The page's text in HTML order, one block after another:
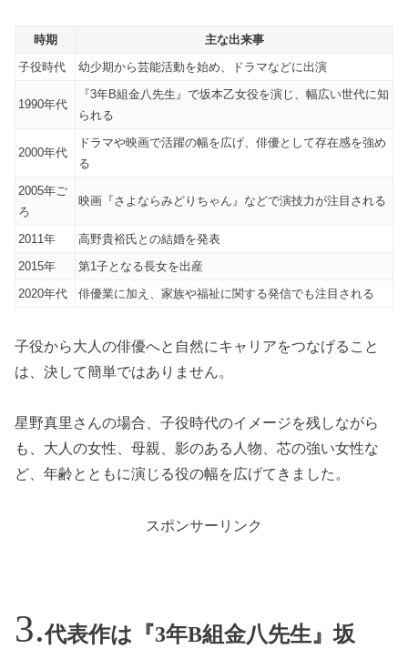
時期
主な出来事
子役時代
幼少期から芸能活動を始め、ドラマなどに出演
1990年代
『3年B組金八先生』で坂本乙女役を演じ、幅広い世代に知
られる
2000年代
ドラマや映画で活躍の幅を広げ、俳優として存在感を強め
る
2005年ご
ろ
映画『さよならみどりちゃん』などで演技力が注目される
2011年
高野貴裕氏との結婚を発表
2015年
第1子となる長女を出産
2020年代
俳優業に加え、家族や福祉に関する発信でも注目される
子役から大人の俳優へと自然にキャリアをつなげること
は、決して簡単ではありません。
星野真里さんの場合、子役時代のイメージを残しながら
も、大人の女性、母親、影のある人物、芯の強い女性な
ど、年齢とともに演じる役の幅を広げてきました。
スポンサーリンク
代表作は『3年B組金八先生』坂